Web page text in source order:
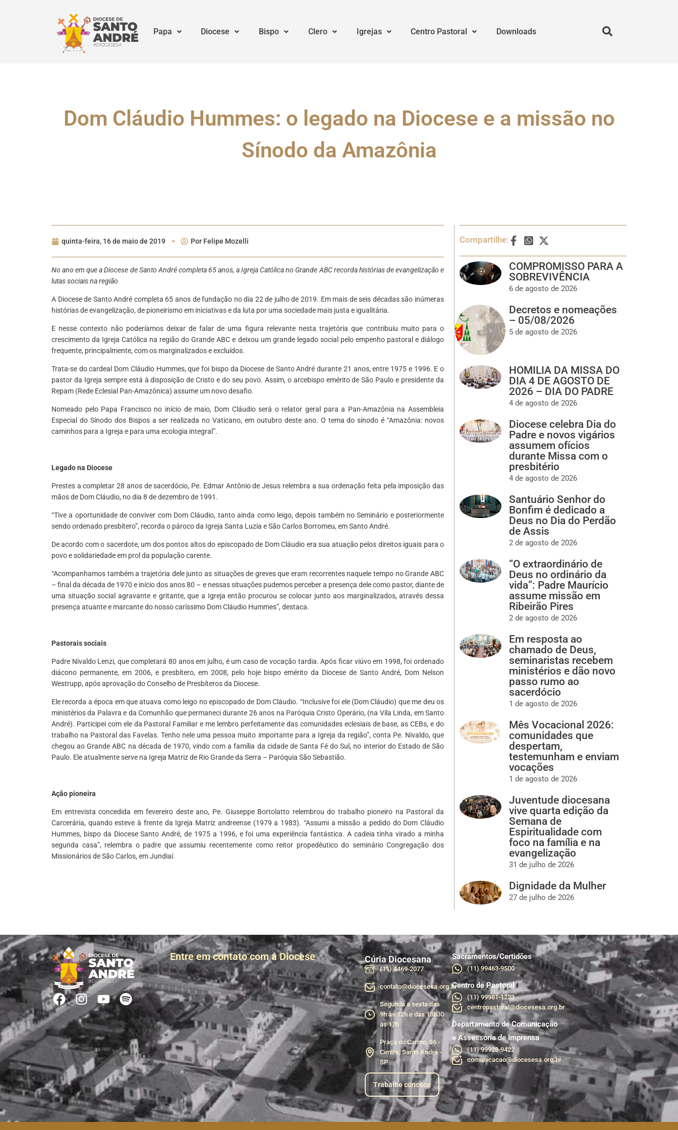
Papa Diocese Bispo Clero Igrejas Centro Pastoral Downloads
Dom Cláudio Hummes: o legado na Diocese e a missão no
Sínodo da Amazônia
quinta-feira, 16 de maio de 2019 Por Felipe Mozelli
No ano em que a Diocese de Santo André completa 65 anos, a Igreja Católica no Grande ABC recorda histórias de evangelização e
lutas sociais na região
A Diocese de Santo André completa 65 anos de fundação no dia 22 de julho de 2019. Em mais de seis décadas são inúmeras
histórias de evangelização, de pioneirismo em iniciativas e da luta por uma sociedade mais justa e igualitária.
E nesse contexto não poderíamos deixar de falar de uma figura relevante nesta trajetória que contribuiu muito para o
crescimento da Igreja Católica na região do Grande ABC e deixou um grande legado social pelo empenho pastoral e diálogo
frequente, principalmente, com os marginalizados e excluídos.
Trata-se do cardeal Dom Cláudio Hummes, que foi bispo da Diocese de Santo André durante 21 anos, entre 1975 e 1996. E o
pastor da Igreja sempre está à disposição de Cristo e do seu povo. Assim, o arcebispo emérito de São Paulo e presidente da
Repam (Rede Eclesial Pan-Amazônica) assume um novo desafio.
Nomeado pelo Papa Francisco no início de maio, Dom Cláudio será o relator geral para a Pan-Amazônia na Assembleia
Especial do Sínodo dos Bispos a ser realizada no Vaticano, em outubro deste ano. O tema do sínodo é “Amazônia: novos
caminhos para a Igreja e para uma ecologia integral”.
Legado na Diocese
Prestes a completar 28 anos de sacerdócio, Pe. Edmar Antônio de Jesus relembra a sua ordenação feita pela imposição das
mãos de Dom Cláudio, no dia 8 de dezembro de 1991.
“Tive a oportunidade de conviver com Dom Cláudio, tanto ainda como leigo, depois também no Seminário e posteriormente
sendo ordenado presbítero”, recorda o pároco da Igreja Santa Luzia e São Carlos Borromeu, em Santo André.
De acordo com o sacerdote, um dos pontos altos do episcopado de Dom Cláudio era sua atuação pelos direitos iguais para o
povo e solidariedade em prol da população carente.
“Acompanhamos também a trajetória dele junto as situações de greves que eram recorrentes naquele tempo no Grande ABC
– final da década de 1970 e início dos anos 80 – e nessas situações pudemos perceber a presença dele como pastor, diante de
uma situação social agravante e gritante, que a Igreja então procurou se colocar junto aos marginalizados, através dessa
presença atuante e marcante do nosso caríssimo Dom Cláudio Hummes”, destaca.
Pastorais sociais
Padre Nivaldo Lenzi, que completará 80 anos em julho, é um caso de vocação tardia. Após ficar viúvo em 1998, foi ordenado
diácono permanente, em 2006, e presbítero, em 2008, pelo hoje bispo emérito da Diocese de Santo André, Dom Nelson
Westrupp, após aprovação do Conselho de Presbíteros da Diocese.
Ele recorda a época em que atuava como leigo no episcopado de Dom Cláudio. “Inclusive foi ele (Dom Cláudio) que me deu os
ministérios da Palavra e da Comunhão que permaneci durante 26 anos na Paróquia Cristo Operário, (na Vila Linda, em Santo
André). Participei com ele da Pastoral Familiar e me lembro perfeitamente das comunidades eclesiais de base, as CEBs, e do
trabalho na Pastoral das Favelas. Tenho nele uma pessoa muito importante para a Igreja da região”, conta Pe. Nivaldo, que
chegou ao Grande ABC na década de 1970, vindo com a família da cidade de Santa Fé do Sul, no interior do Estado de São
Paulo. Ele atualmente serve na Igreja Matriz de Rio Grande da Serra – Paróquia São Sebastião.
Ação pioneira
Em entrevista concedida em fevereiro deste ano, Pe. Giuseppe Bortolatto relembrou do trabalho pioneiro na Pastoral da
Carcerária, quando esteve à frente da Igreja Matriz andreense (1979 a 1983). “Assumi a missão a pedido do Dom Cláudio
Hummes, bispo da Diocese Santo André, de 1975 a 1996, e foi uma experiência fantástica. A cadeia tinha virado a minha
segunda casa”, relembra o padre que assumiu recentemente como reitor propedêutico do seminário Congregação dos
Missionários de São Carlos, em Jundiaí.
Compartilhe:
COMPROMISSO PARA A
SOBREVIVÊNCIA
6 de agosto de 2026
Decretos e nomeações
– 05/08/2026
5 de agosto de 2026
HOMILIA DA MISSA DO
DIA 4 DE AGOSTO DE
2026 – DIA DO PADRE
4 de agosto de 2026
Diocese celebra Dia do
Padre e novos vigários
assumem ofícios
durante Missa com o
presbitério
4 de agosto de 2026
Santuário Senhor do
Bonfim é dedicado a
Deus no Dia do Perdão
de Assis
2 de agosto de 2026
“O extraordinário de
Deus no ordinário da
vida”: Padre Maurício
assume missão em
Ribeirão Pires
2 de agosto de 2026
Em resposta ao
chamado de Deus,
seminaristas recebem
ministérios e dão novo
passo rumo ao
sacerdócio
1 de agosto de 2026
Mês Vocacional 2026:
comunidades que
despertam,
testemunham e enviam
vocações
1 de agosto de 2026
Juventude diocesana
vive quarta edição da
Semana de
Espiritualidade com
foco na família e na
evangelização
31 de julho de 2026
Dignidade da Mulher
27 de julho de 2026
Entre em contato com a Diocese Cúria Diocesana
(11) 4469-2077
contato@diocesesa.org.br
Segunda a sexta das
9h às 12h e das 13h30
às 17h
Praça do Carmo, 36 -
Centro, Santo André -
SP
Trabalhe conosco
Sacramentos/Certidões
(11) 99463-9500
Centro de Pastoral
(11) 99981-1233
centropastoral@diocesesa.org.br
Departamento de Comunicação
e Assessoria de Imprensa
(11) 99928-9422
comunicacao@diocesesa.org.br